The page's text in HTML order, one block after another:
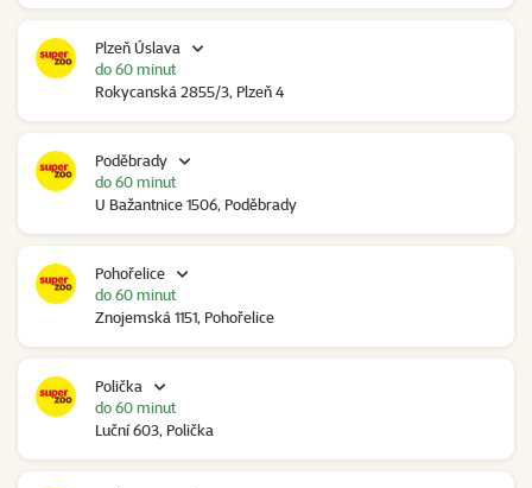
Plzeň Úslava
Rokycanská 2855/3, Plzeň 4
do 60 minut
Poděbrady
U Bažantnice 1506, Poděbrady
do 60 minut
Pohořelice
Znojemská 1151, Pohořelice
do 60 minut
Polička
Luční 603, Polička
do 60 minut